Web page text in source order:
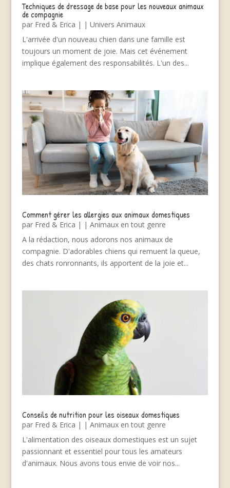
Techniques de dressage de base pour les nouveaux animaux
de compagnie
par Fred & Erica | | Univers Animaux
L'arrivée d'un nouveau chien dans une famille est
toujours un moment de joie. Mais cet événement
implique également des responsabilités. L'un des...
Comment gérer les allergies aux animaux domestiques
par Fred & Erica | | Animaux en tout genre
A la rédaction, nous adorons nos animaux de
compagnie. D'adorables chiens qui remuent la queue,
des chats ronronnants, ils apportent de la joie et...
Conseils de nutrition pour les oiseaux domestiques
par Fred & Erica | | Animaux en tout genre
L'alimentation des oiseaux domestiques est un sujet
passionnant et essentiel pour tous les amateurs
d'animaux. Nous avons tous envie de voir nos...